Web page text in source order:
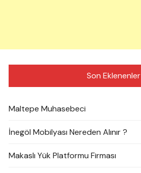
Son Eklenenler
Maltepe Muhasebeci
İnegöl Mobilyası Nereden Alınır ?
Makaslı Yük Platformu Firması